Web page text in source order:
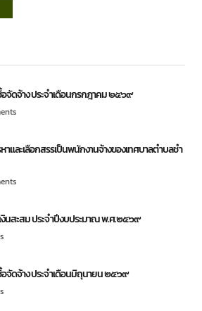
จัดจ้าง ประจำเดือนกรกฎาคม ๒๕๖๙
และเลือกสรรเป็นพนักงานจ้างของเทศบาลตำบลชำ
งินสะสม ประจำปีงบประมาณ พ.ศ.๒๕๖๙
จัดจ้าง ประจำเดือนมิถุนายน ๒๕๖๙